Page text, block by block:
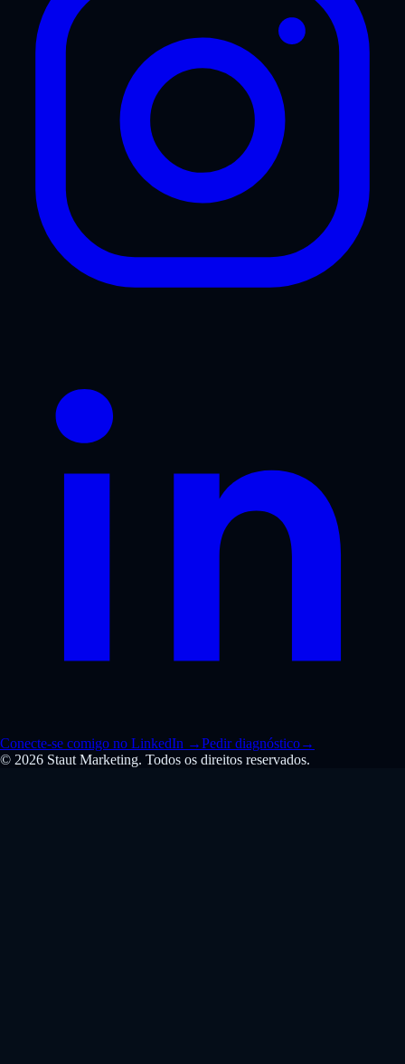
Conecte-se comigo no LinkedIn →Pedir diagnóstico→
© 2026 Staut Marketing. Todos os direitos reservados.